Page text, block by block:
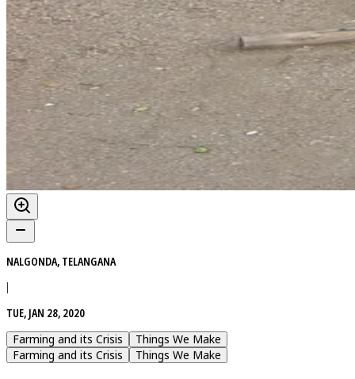
NALGONDA, TELANGANA
|
TUE, JAN 28, 2020
Farming and its Crisis
Things We Make
Farming and its Crisis
Things We Make